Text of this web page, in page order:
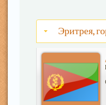
Эритрея,